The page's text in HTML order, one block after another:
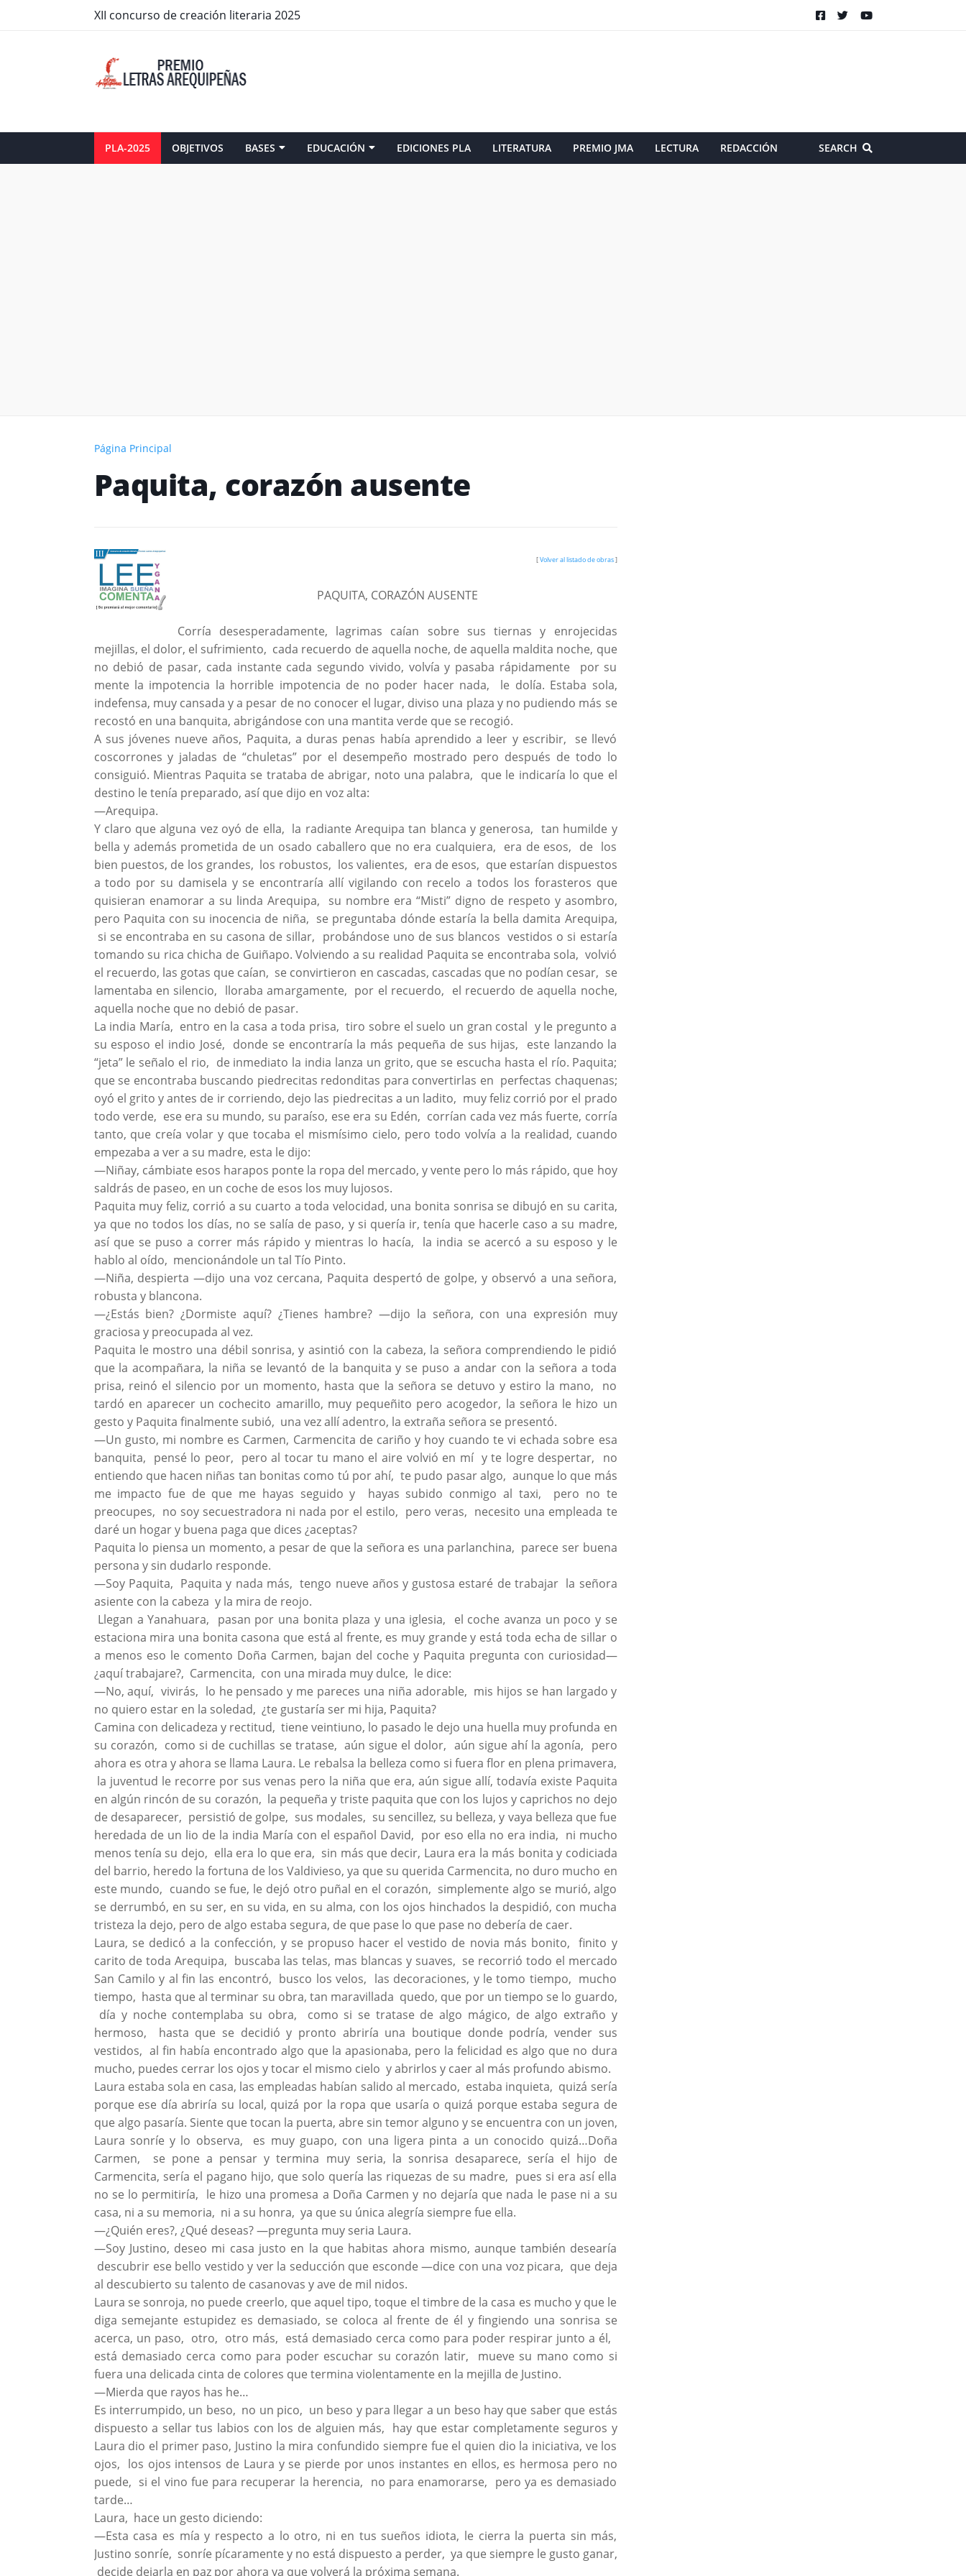
XII concurso de creación literaria 2025
PLA-2025 OBJETIVOS BASES EDUCACIÓN EDICIONES PLA LITERATURA PREMIO JMA LECTURA REDACCIÓN SEARCH
Página Principal
Paquita, corazón ausente
[Volver al listado de obras]
PAQUITA, CORAZÓN AUSENTE
Corría desesperadamente, lagrimas caían sobre sus tiernas y enrojecidas
mejillas, el dolor, el sufrimiento, cada recuerdo de aquella noche, de aquella maldita noche, que
no debió de pasar, cada instante cada segundo vivido, volvía y pasaba rápidamente por su
mente la impotencia la horrible impotencia de no poder hacer nada, le dolía. Estaba sola,
indefensa, muy cansada y a pesar de no conocer el lugar, diviso una plaza y no pudiendo más se
recostó en una banquita, abrigándose con una mantita verde que se recogió.
A sus jóvenes nueve años, Paquita, a duras penas había aprendido a leer y escribir, se llevó
coscorrones y jaladas de “chuletas” por el desempeño mostrado pero después de todo lo
consiguió. Mientras Paquita se trataba de abrigar, noto una palabra, que le indicaría lo que el
destino le tenía preparado, así que dijo en voz alta:
—Arequipa.
Y claro que alguna vez oyó de ella, la radiante Arequipa tan blanca y generosa, tan humilde y
bella y además prometida de un osado caballero que no era cualquiera, era de esos, de los
bien puestos, de los grandes, los robustos, los valientes, era de esos, que estarían dispuestos
a todo por su damisela y se encontraría allí vigilando con recelo a todos los forasteros que
quisieran enamorar a su linda Arequipa, su nombre era “Misti” digno de respeto y asombro,
pero Paquita con su inocencia de niña, se preguntaba dónde estaría la bella damita Arequipa,
si se encontraba en su casona de sillar, probándose uno de sus blancos vestidos o si estaría
tomando su rica chicha de Guiñapo. Volviendo a su realidad Paquita se encontraba sola, volvió
el recuerdo, las gotas que caían, se convirtieron en cascadas, cascadas que no podían cesar, se
lamentaba en silencio, lloraba amargamente, por el recuerdo, el recuerdo de aquella noche,
aquella noche que no debió de pasar.
La india María, entro en la casa a toda prisa, tiro sobre el suelo un gran costal y le pregunto a
su esposo el indio José, donde se encontraría la más pequeña de sus hijas, este lanzando la
“jeta” le señalo el rio, de inmediato la india lanza un grito, que se escucha hasta el río. Paquita;
que se encontraba buscando piedrecitas redonditas para convertirlas en perfectas chaquenas;
oyó el grito y antes de ir corriendo, dejo las piedrecitas a un ladito, muy feliz corrió por el prado
todo verde, ese era su mundo, su paraíso, ese era su Edén, corrían cada vez más fuerte, corría
tanto, que creía volar y que tocaba el mismísimo cielo, pero todo volvía a la realidad, cuando
empezaba a ver a su madre, esta le dijo:
—Niñay, cámbiate esos harapos ponte la ropa del mercado, y vente pero lo más rápido, que hoy
saldrás de paseo, en un coche de esos los muy lujosos.
Paquita muy feliz, corrió a su cuarto a toda velocidad, una bonita sonrisa se dibujó en su carita,
ya que no todos los días, no se salía de paso, y si quería ir, tenía que hacerle caso a su madre,
así que se puso a correr más rápido y mientras lo hacía, la india se acercó a su esposo y le
hablo al oído, mencionándole un tal Tío Pinto.
—Niña, despierta —dijo una voz cercana, Paquita despertó de golpe, y observó a una señora,
robusta y blancona.
—¿Estás bien? ¿Dormiste aquí? ¿Tienes hambre? —dijo la señora, con una expresión muy
graciosa y preocupada al vez.
Paquita le mostro una débil sonrisa, y asintió con la cabeza, la señora comprendiendo le pidió
que la acompañara, la niña se levantó de la banquita y se puso a andar con la señora a toda
prisa, reinó el silencio por un momento, hasta que la señora se detuvo y estiro la mano, no
tardó en aparecer un cochecito amarillo, muy pequeñito pero acogedor, la señora le hizo un
gesto y Paquita finalmente subió, una vez allí adentro, la extraña señora se presentó.
—Un gusto, mi nombre es Carmen, Carmencita de cariño y hoy cuando te vi echada sobre esa
banquita, pensé lo peor, pero al tocar tu mano el aire volvió en mí y te logre despertar, no
entiendo que hacen niñas tan bonitas como tú por ahí, te pudo pasar algo, aunque lo que más
me impacto fue de que me hayas seguido y hayas subido conmigo al taxi, pero no te
preocupes, no soy secuestradora ni nada por el estilo, pero veras, necesito una empleada te
daré un hogar y buena paga que dices ¿aceptas?
Paquita lo piensa un momento, a pesar de que la señora es una parlanchina, parece ser buena
persona y sin dudarlo responde.
—Soy Paquita, Paquita y nada más, tengo nueve años y gustosa estaré de trabajar la señora
asiente con la cabeza y la mira de reojo.
Llegan a Yanahuara, pasan por una bonita plaza y una iglesia, el coche avanza un poco y se
estaciona mira una bonita casona que está al frente, es muy grande y está toda echa de sillar o
a menos eso le comento Doña Carmen, bajan del coche y Paquita pregunta con curiosidad—
¿aquí trabajare?, Carmencita, con una mirada muy dulce, le dice:
—No, aquí, vivirás, lo he pensado y me pareces una niña adorable, mis hijos se han largado y
no quiero estar en la soledad, ¿te gustaría ser mi hija, Paquita?
Camina con delicadeza y rectitud, tiene veintiuno, lo pasado le dejo una huella muy profunda en
su corazón, como si de cuchillas se tratase, aún sigue el dolor, aún sigue ahí la agonía, pero
ahora es otra y ahora se llama Laura. Le rebalsa la belleza como si fuera flor en plena primavera,
la juventud le recorre por sus venas pero la niña que era, aún sigue allí, todavía existe Paquita
en algún rincón de su corazón, la pequeña y triste paquita que con los lujos y caprichos no dejo
de desaparecer, persistió de golpe, sus modales, su sencillez, su belleza, y vaya belleza que fue
heredada de un lio de la india María con el español David, por eso ella no era india, ni mucho
menos tenía su dejo, ella era lo que era, sin más que decir, Laura era la más bonita y codiciada
del barrio, heredo la fortuna de los Valdivieso, ya que su querida Carmencita, no duro mucho en
este mundo, cuando se fue, le dejó otro puñal en el corazón, simplemente algo se murió, algo
se derrumbó, en su ser, en su vida, en su alma, con los ojos hinchados la despidió, con mucha
tristeza la dejo, pero de algo estaba segura, de que pase lo que pase no debería de caer.
Laura, se dedicó a la confección, y se propuso hacer el vestido de novia más bonito, finito y
carito de toda Arequipa, buscaba las telas, mas blancas y suaves, se recorrió todo el mercado
San Camilo y al fin las encontró, busco los velos, las decoraciones, y le tomo tiempo, mucho
tiempo, hasta que al terminar su obra, tan maravillada quedo, que por un tiempo se lo guardo,
día y noche contemplaba su obra, como si se tratase de algo mágico, de algo extraño y
hermoso, hasta que se decidió y pronto abriría una boutique donde podría, vender sus
vestidos, al fin había encontrado algo que la apasionaba, pero la felicidad es algo que no dura
mucho, puedes cerrar los ojos y tocar el mismo cielo y abrirlos y caer al más profundo abismo.
Laura estaba sola en casa, las empleadas habían salido al mercado, estaba inquieta, quizá sería
porque ese día abriría su local, quizá por la ropa que usaría o quizá porque estaba segura de
que algo pasaría. Siente que tocan la puerta, abre sin temor alguno y se encuentra con un joven,
Laura sonríe y lo observa, es muy guapo, con una ligera pinta a un conocido quizá…Doña
Carmen, se pone a pensar y termina muy seria, la sonrisa desaparece, sería el hijo de
Carmencita, sería el pagano hijo, que solo quería las riquezas de su madre, pues si era así ella
no se lo permitiría, le hizo una promesa a Doña Carmen y no dejaría que nada le pase ni a su
casa, ni a su memoria, ni a su honra, ya que su única alegría siempre fue ella.
—¿Quién eres?, ¿Qué deseas? —pregunta muy seria Laura.
—Soy Justino, deseo mi casa justo en la que habitas ahora mismo, aunque también desearía
descubrir ese bello vestido y ver la seducción que esconde —dice con una voz picara, que deja
al descubierto su talento de casanovas y ave de mil nidos.
Laura se sonroja, no puede creerlo, que aquel tipo, toque el timbre de la casa es mucho y que le
diga semejante estupidez es demasiado, se coloca al frente de él y fingiendo una sonrisa se
acerca, un paso, otro, otro más, está demasiado cerca como para poder respirar junto a él,
está demasiado cerca como para poder escuchar su corazón latir, mueve su mano como si
fuera una delicada cinta de colores que termina violentamente en la mejilla de Justino.
—Mierda que rayos has he…
Es interrumpido, un beso, no un pico, un beso y para llegar a un beso hay que saber que estás
dispuesto a sellar tus labios con los de alguien más, hay que estar completamente seguros y
Laura dio el primer paso, Justino la mira confundido siempre fue el quien dio la iniciativa, ve los
ojos, los ojos intensos de Laura y se pierde por unos instantes en ellos, es hermosa pero no
puede, si el vino fue para recuperar la herencia, no para enamorarse, pero ya es demasiado
tarde…
Laura, hace un gesto diciendo:
—Esta casa es mía y respecto a lo otro, ni en tus sueños idiota, le cierra la puerta sin más,
Justino sonríe, sonríe pícaramente y no está dispuesto a perder, ya que siempre le gusto ganar,
decide dejarla en paz por ahora ya que volverá la próxima semana.